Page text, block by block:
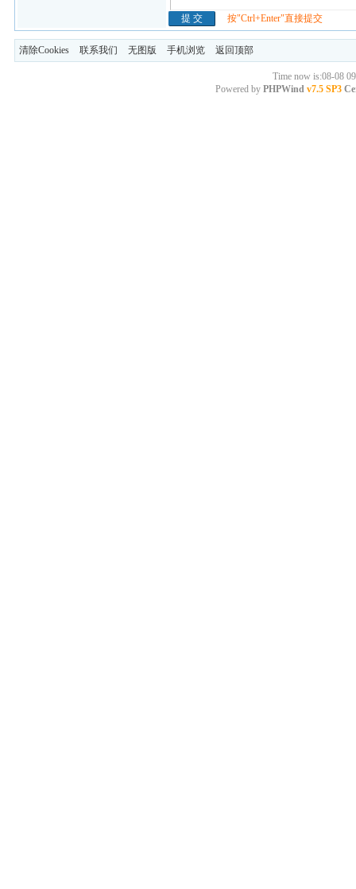
按"Ctrl+Enter"直接提交
清除Cookies 联系我们 无图版 手机浏览 返回顶部
Time now is:08-08
Powered byPHPWind v7.5 SP3